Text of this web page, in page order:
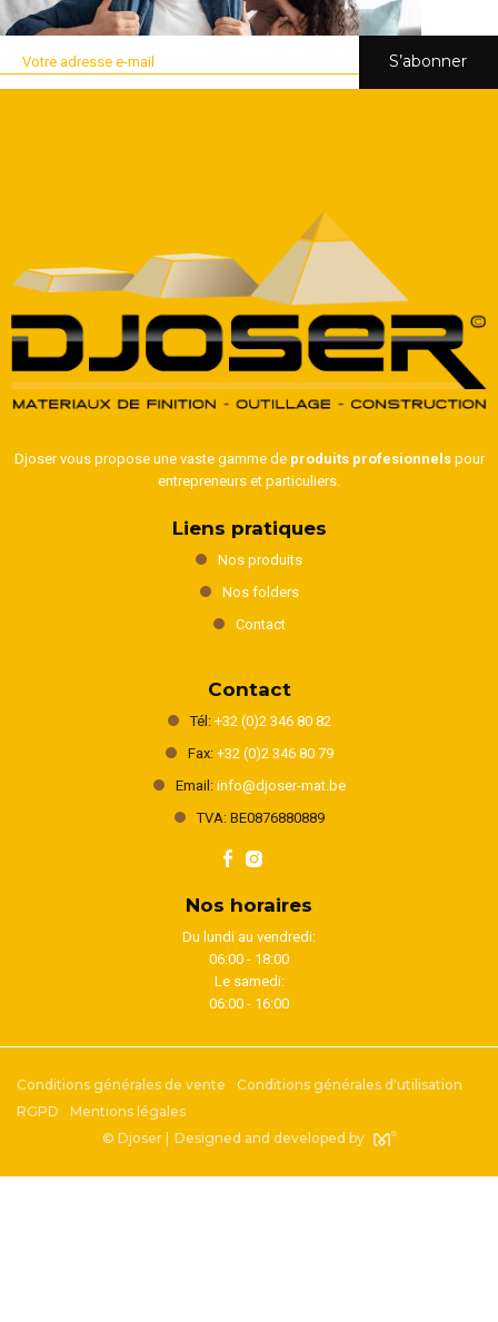
S’abonner
Djoser vous propose une vaste gamme de produits profesionnelspour
entrepreneurs et particuliers.
Liens pratiques
Nos produits
Nos folders
Contact
Contact
Tél: +32 (0)2 346 80 82
Fax: +32 (0)2 346 80 79
Email: info@djoser-mat.be
TVA: BE0876880889
Nos horaires
Du lundi au vendredi:
06:00 - 18:00
Le samedi:
06:00 - 16:00
Conditions générales de vente
Conditions générales d'utilisation
RGPD
Mentions légales
© Djoser | Designed and developed by